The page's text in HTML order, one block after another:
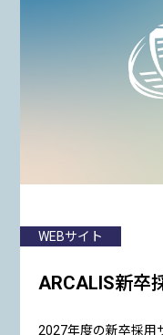
WEBサイト
ARCALIS新卒
2027年度の新卒採用